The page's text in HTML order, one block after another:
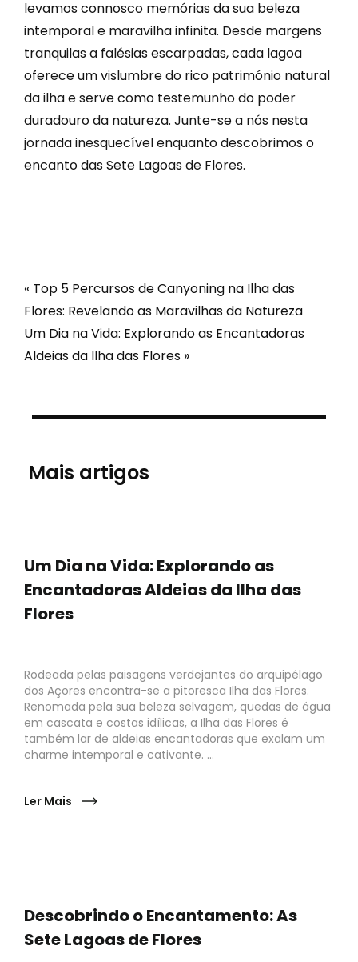
levamos connosco memórias da sua beleza
intemporal e maravilha infinita. Desde margens
tranquilas a falésias escarpadas, cada lagoa
oferece um vislumbre do rico património natural
da ilha e serve como testemunho do poder
duradouro da natureza. Junte-se a nós nesta
jornada inesquecível enquanto descobrimos o
encanto das Sete Lagoas de Flores.
« Top 5 Percursos de Canyoning na Ilha das
Flores: Revelando as Maravilhas da Natureza
Um Dia na Vida: Explorando as Encantadoras
Aldeias da Ilha das Flores »
Mais artigos
Um Dia na Vida: Explorando as
Encantadoras Aldeias da Ilha das
Flores
Rodeada pelas paisagens verdejantes do arquipélago
dos Açores encontra-se a pitoresca Ilha das Flores.
Renomada pela sua beleza selvagem, quedas de água
em cascata e costas idílicas, a Ilha das Flores é
também lar de aldeias encantadoras que exalam um
charme intemporal e cativante. ...
Ler Mais
Descobrindo o Encantamento: As
Sete Lagoas de Flores